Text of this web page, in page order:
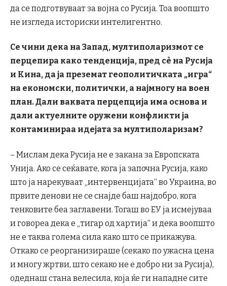
да се подготвуваат за војна со Русија. Тоа воопшто
не изгледа историски интелигентно.
Се чини дека на Запад, мултиполаризмот се
перцепира како тенденција, пред сè на Русија
и Кина, да ја преземат геополитичката „игра“
на економски, политички, а најмногу на воен
план. Дали ваквата перцепција има основа и
дали актуелните оружени конфликти ја
контаминираа идејата за мултиполаризам?
– Мислам дека Русија не е закана за Европската
Унија. Ако се сеќавате, кога ја започна Русија, како
што ја нарекуваат „интервенцијата“ во Украина, во
првите денови не се снајде баш најдобро, кога
тенковите беа заглавени. Тогаш во ЕУ ја исмејуваа
и говореа дека е „тигар од хартија“ и дека воопшто
не е таква голема сила како што се прикажува.
Откако се реорганизираше (секако по ужасна цена
и многу жртви, што секако не е добро ни за Русија),
одеднаш стана велесила, која ќе ги нападне сите